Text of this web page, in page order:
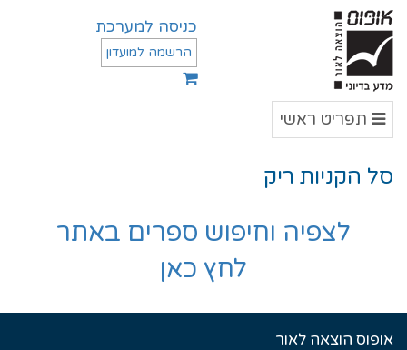
כניסה למערכת
הרשמה למועדון
תפריט
תפריט ראשי
סל הקניות ריק
לצפיה וחיפוש ספרים באתר
לחץ כאן
אופוס הוצאה לאור